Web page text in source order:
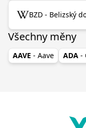
BZD - Belizský
Všechny měny
AAVE - Aave ADA -